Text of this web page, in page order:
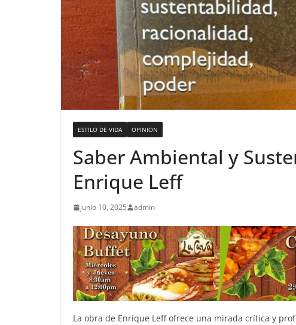
ESTILO DE VIDA OPINION
Saber Ambiental y
Enrique Leff
junio 10, 2025 admin
La obra de Enrique Leff ofrece una mirada crítica y